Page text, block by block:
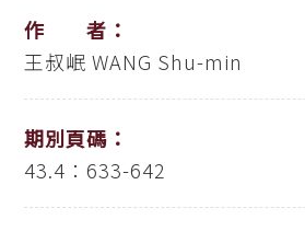
作 者：
王叔岷 WANG Shu-min
期別頁碼：
43.4：633-642